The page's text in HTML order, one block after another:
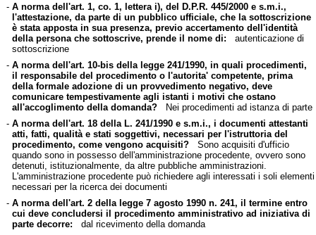
- A norma dell'art. 1, co. 1, lettera i), del D.P.R. 445/2000 e s.m.i.,
l'attestazione, da parte di un pubblico ufficiale, che la sottoscrizione
è stata apposta in sua presenza, previo accertamento dell'identità
della persona che sottoscrive, prende il nome di: autenticazione di
sottoscrizione
- A norma dell'art. 10-bis della legge 241/1990, in quali procedimenti,
il responsabile del procedimento o l'autorita' competente, prima
della formale adozione di un provvedimento negativo, deve
comunicare tempestivamente agli istanti i motivi che ostano
all'accoglimento della domanda?Nei procedimenti ad istanza di parte
- A norma dell'art. 18 della L. 241/1990 e s.m.i., i documenti attestanti
atti, fatti, qualità e stati soggettivi, necessari per l'istruttoria del
procedimento, come vengono acquisiti?Sono acquisiti d'ufficio
quando sono in possesso dell'amministrazione procedente, ovvero sono
detenuti, istituzionalmente, da altre pubbliche amministrazioni.
L'amministrazione procedente può richiedere agli interessati i soli elementi
necessari per la ricerca dei documenti
- A norma dell'art. 2 della legge 7 agosto 1990 n. 241, il termine entro
cui deve concludersi il procedimento amministrativo ad iniziativa di
parte decorre: dal ricevimento della domanda